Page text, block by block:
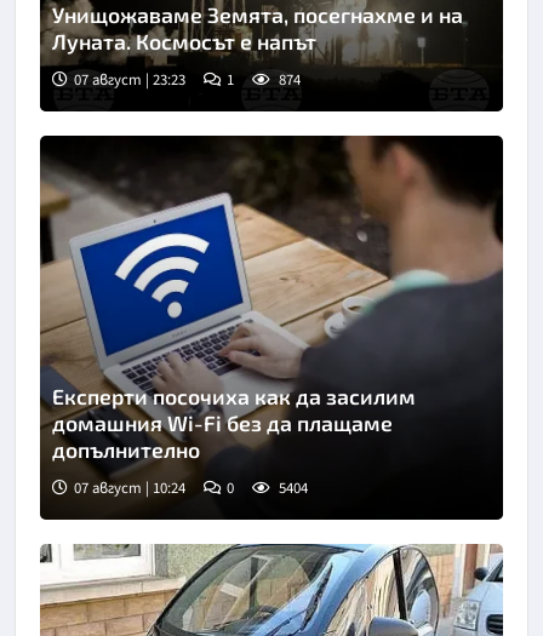
Унищожаваме Земята, посегнахме и на
Луната. Космосът е напът
07 август | 23:23 1 874
Снимка: Пиксабей
Експерти посочиха как да засилим
домашния Wi-Fi без да плащаме
допълнително
07 август | 10:24 0 5404